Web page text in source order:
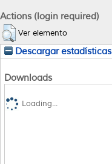
Actions (login required)
Ver elemento
Descargar estadísticas
Downloads
Loading...